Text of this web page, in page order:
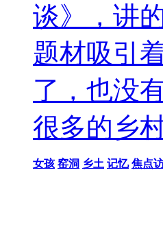
谈》，讲
题材吸引
了，也没
很多的乡
女孩 窑洞 乡土 记忆 焦点